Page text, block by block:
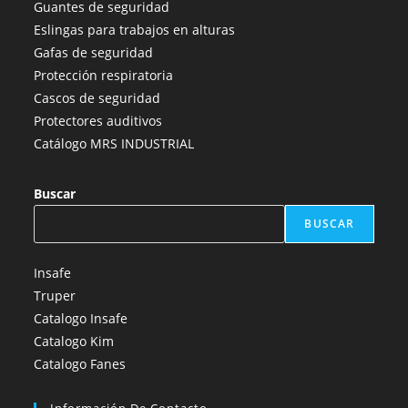
nueva
pestaña
nueva
pestaña
nueva
pestaña
nueva
Guantes de seguridad
Eslingas para trabajos en alturas
Gafas de seguridad
Protección respiratoria
Cascos de seguridad
Protectores auditivos
Catálogo MRS INDUSTRIAL
Buscar
BUSCAR
Insafe
Truper
Catalogo Insafe
Catalogo Kim
Catalogo Fanes